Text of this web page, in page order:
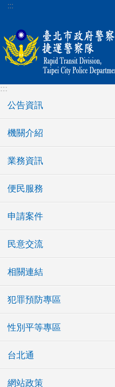
跳到主要內容區塊
:::
:::
公告資訊
機關介紹
業務資訊
便民服務
申請案件
民意交流
相關連結
犯罪預防專區
性別平等專區
台北通
網站政策